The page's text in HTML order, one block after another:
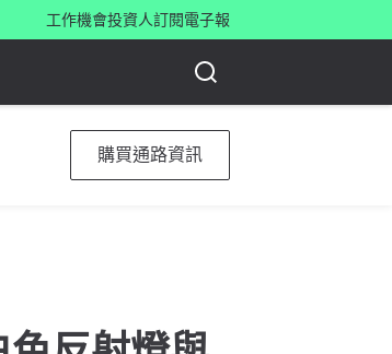
工作機會投資人訂閱電子報
購買通路資訊